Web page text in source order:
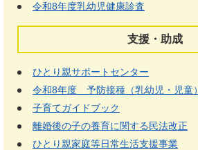
令和8年度乳幼児健康診査
支援・助成
ひとり親サポートセンター
令和8年度 予防接種（乳幼児・児童）
子育てガイドブック
離婚後の子の養育に関する民法改正
ひとり親家庭等日常生活支援事業